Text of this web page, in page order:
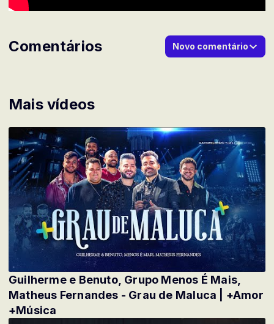
Mais vídeos
Guilherme e Benuto, Grupo Menos É Mais,
Matheus Fernandes - Grau de Maluca | +Amor
+Música
Comentários Novo comentário